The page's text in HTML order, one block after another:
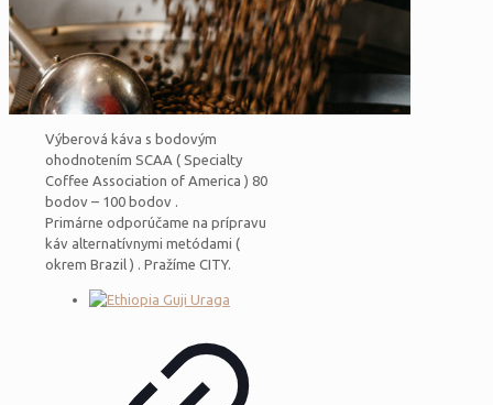
Výberová káva s bodovým
ohodnotením SCAA ( Specialty
Coffee Association of America ) 80
bodov – 100 bodov .
Primárne odporúčame na prípravu
káv alternatívnymi metódami (
okrem Brazil ) . Pražíme CITY.